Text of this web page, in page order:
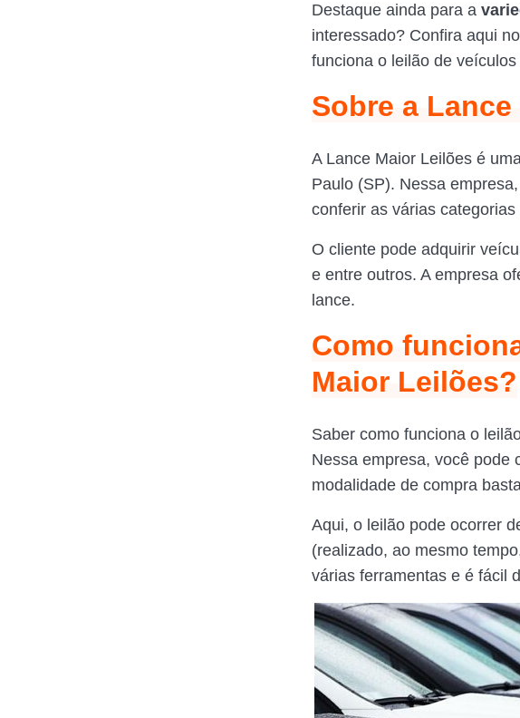
Destaque ainda para a
interessado? Confira aqui
funciona o leilão de
Sobre a
A Lance Maior Leilões é
Paulo (SP). Nessa
conferir as várias
O cliente pode adquirir
e entre outros. A empresa
lance.
Como
Maior Leilões?
Saber como funciona o
Nessa empresa, você pode
modalidade de compra
Aqui, o leilão pode ocorrer
(realizado, ao mesmo
várias ferramentas e é fácil